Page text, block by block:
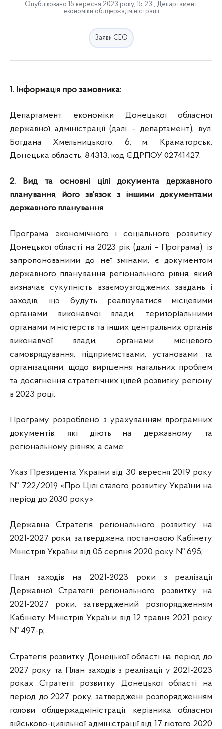
Опубліковано 15 вересня 2023 року, 15:23 , Департамент
економіки облдержадміністрації
Заяви СЕО
1. Інформація про замовника:
Департамент економіки Донецької обласної
державної адміністрації (далі – департамент), вул.
Богдана Хмельницького, 6, м. Краматорськ,
Донецька область, 84313, код ЄДРПОУ 02741427.
2. Вид та основні цілі документа державного
планування, його зв’язок з іншими документами
державного планування
Програма економічного і соціального розвитку
Донецької області на 2023 рік (далі – Програма), із
запропонованими до неї змінами, є документом
державного планування регіонального рівня, який
визначає сукупність взаємоузгоджених завдань і
заходів, що будуть реалізуватися місцевими
органами виконавчої влади, територіальними
органами міністерств та інших центральних органів
виконавчої влади, органами місцевого
самоврядування, підприємствами, установами та
організаціями, щодо вирішення нагальних проблем
та досягнення стратегічних цілей розвитку регіону
в 2023 році.
Програму розроблено з урахуванням програмних
документів, які діють на державному та
регіональному рівнях, а саме:
Указ Президента України від 30 вересня 2019 року
№ 722/2019 «Про Цілі сталого розвитку України на
період до 2030 року»;
Державна Стратегія регіонального розвитку на
2021-2027 роки, затверджена постановою Кабінету
Міністрів України від 05 серпня 2020 року № 695;
План заходів на 2021-2023 роки з реалізації
Державної Стратегії регіонального розвитку на
2021-2027 роки, затверджений розпорядженням
Кабінету Міністрів України від 12 травня 2021 року
№ 497-р;
Стратегія розвитку Донецької області на період до
2027 року та План заходів з реалізації у 2021-2023
роках Стратегії розвитку Донецької області на
період до 2027 року, затверджені розпорядженням
голови облдержадміністрації, керівника обласної
військово-цивільної адміністрації від 17 лютого 2020